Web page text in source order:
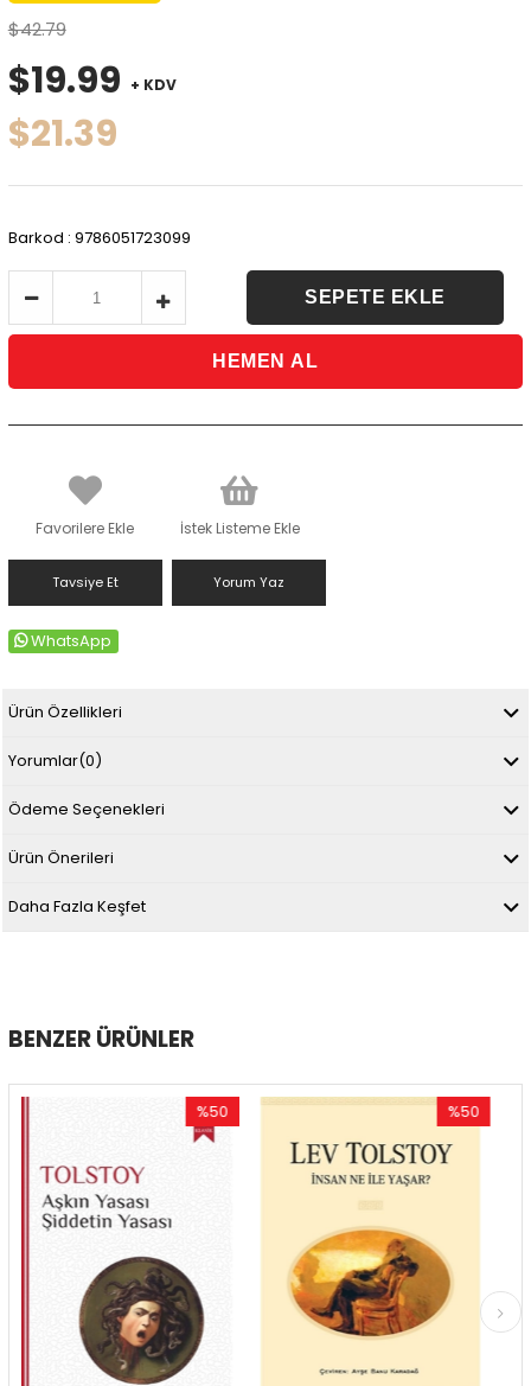
$42.79
$19.99 + KDV
$21.39
Barkod : 9786051723099
Favorilere Ekle İstek Listeme Ekle
Tavsiye Et Yorum Yaz
WhatsApp
Ürün Özellikleri
Yorumlar(0)
Ödeme Seçenekleri
Ürün Önerileri
Daha Fazla Keşfet
BENZER ÜRÜNLER
%50İndirim
%50
İndirim
%50İndirim